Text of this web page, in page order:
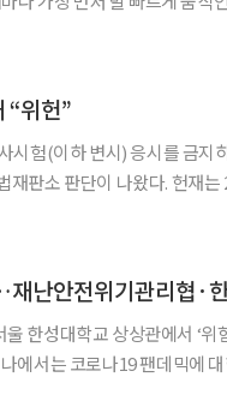
위헌”
시험(이하 변시) 응시를 금지
이 나왔다. 헌재는 23일 변
한성대학교 상상관에서 ‘위